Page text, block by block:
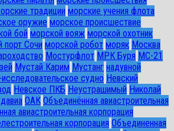
традиции морские учения флота
оружие морское происшествие
бой морской вояж морской охотник
порт Сочи морской робот моряк Москва
Мостурфлот МРК Буря МС-21
Мустай Карим Мустанг надувной
исследовательское судно Невский
Невское ПКБ Неустрашимый Николай
ОАК Объединённая авиастроительная
авиастроительная корпорация
корпорация Объединенная